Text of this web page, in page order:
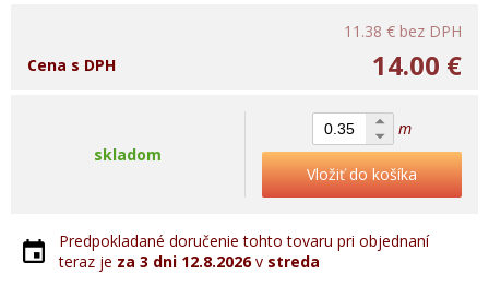
11.38 € bez DPH
14.00 €
Cena s DPH
skladom
m
Vložiť do košíka
Predpokladané doručenie tohto tovaru pri objednaní
teraz je za 3 dni 12.8.2026v streda